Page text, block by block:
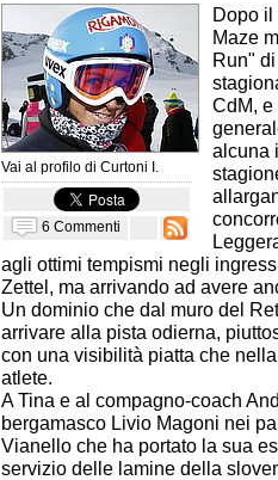
Vai al profilo di Curtoni I.
6 Commenti
Dopo il
Maze
Run"
CdM,
alcuna
agli ottimi tempismi negli
Zettel, ma arrivando ad avere
Un dominio che dal muro del
arrivare alla pista odierna,
con una visibilità piatta che
atlete.
A Tina e al compagno-coach
bergamasco Livio Magoni nei
Vianello che ha portato la sua
servizio delle lamine della